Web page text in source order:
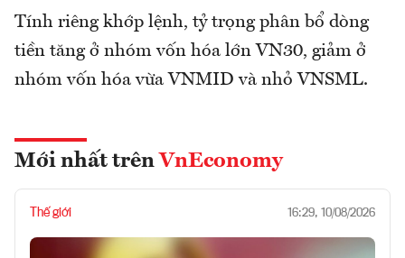
Tính riêng khớp lệnh, tỷ trọng phân bổ dòng
tiền tăng ở nhóm vốn hóa lớn VN30, giảm ở
nhóm vốn hóa vừa VNMID và nhỏ VNSML.
Mới nhất trên VnEconomy
Thế giới 16:29, 10/08/2026